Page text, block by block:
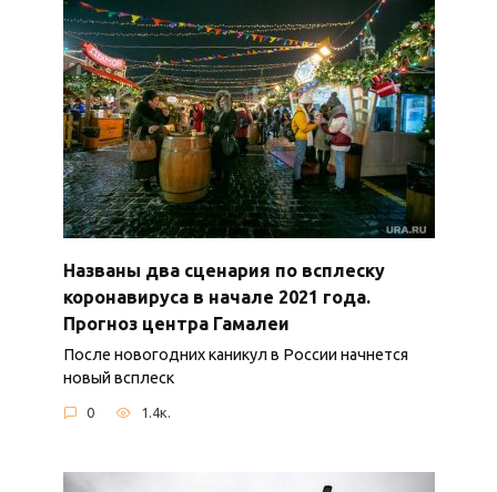
Названы два сценария по всплеску
коронавируса в начале 2021 года.
Прогноз центра Гамалеи
После новогодних каникул в России начнется
новый всплеск
0 1.4к.